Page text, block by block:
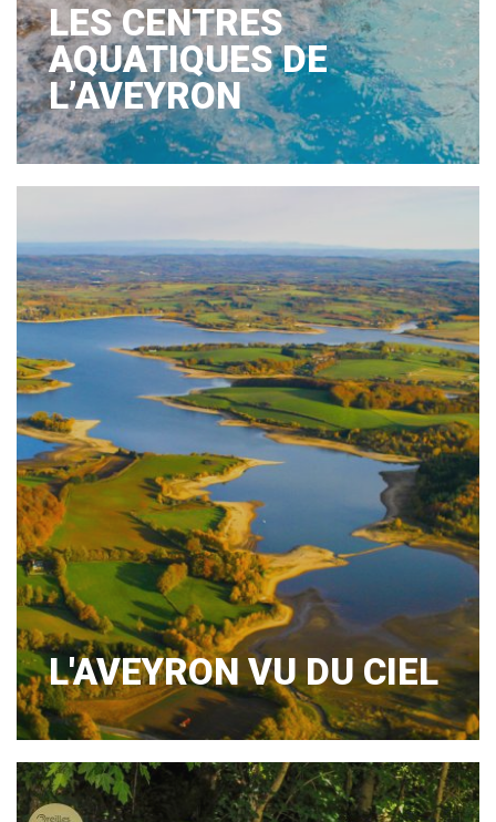
LES CENTRES
AQUATIQUES DE
L’AVEYRON
L'AVEYRON VU DU CIEL